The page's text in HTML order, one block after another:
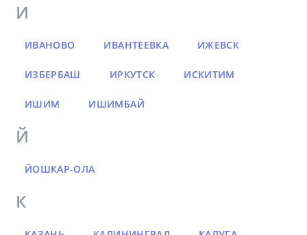
И
ИВАНОВО ИВАНТЕЕВКА ИЖЕВСК
ИЗБЕРБАШ ИРКУТСК ИСКИТИМ
ИШИМ ИШИМБАЙ
Й
ЙОШКАР-ОЛА
К